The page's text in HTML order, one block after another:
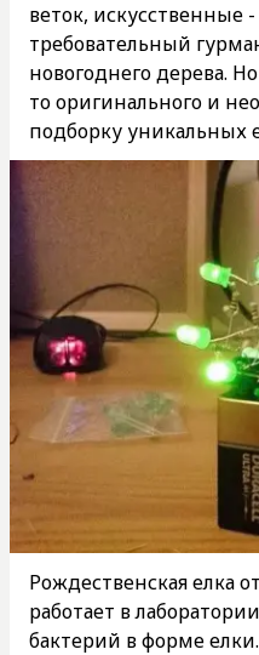
веток, искусственные
требовательный
новогоднего дерева.
то оригинального и
подборку уникальных
Рождественская елка
работает в
бактерий в форме елки.